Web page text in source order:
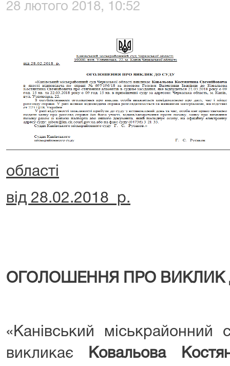
28 лютого 2018, 10:52
області
від 28.02.2018 р.
ОГОЛОШЕННЯ ПРО ВИКЛИК
«Канівський міськрайонний
викликає
Ковальова